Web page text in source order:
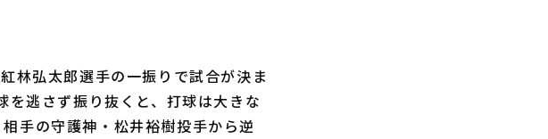
林弘太郎選手の一振りで試合が決ま
逃さず振り抜くと、打球は大きな
手の守護神・松井裕樹投手から逆